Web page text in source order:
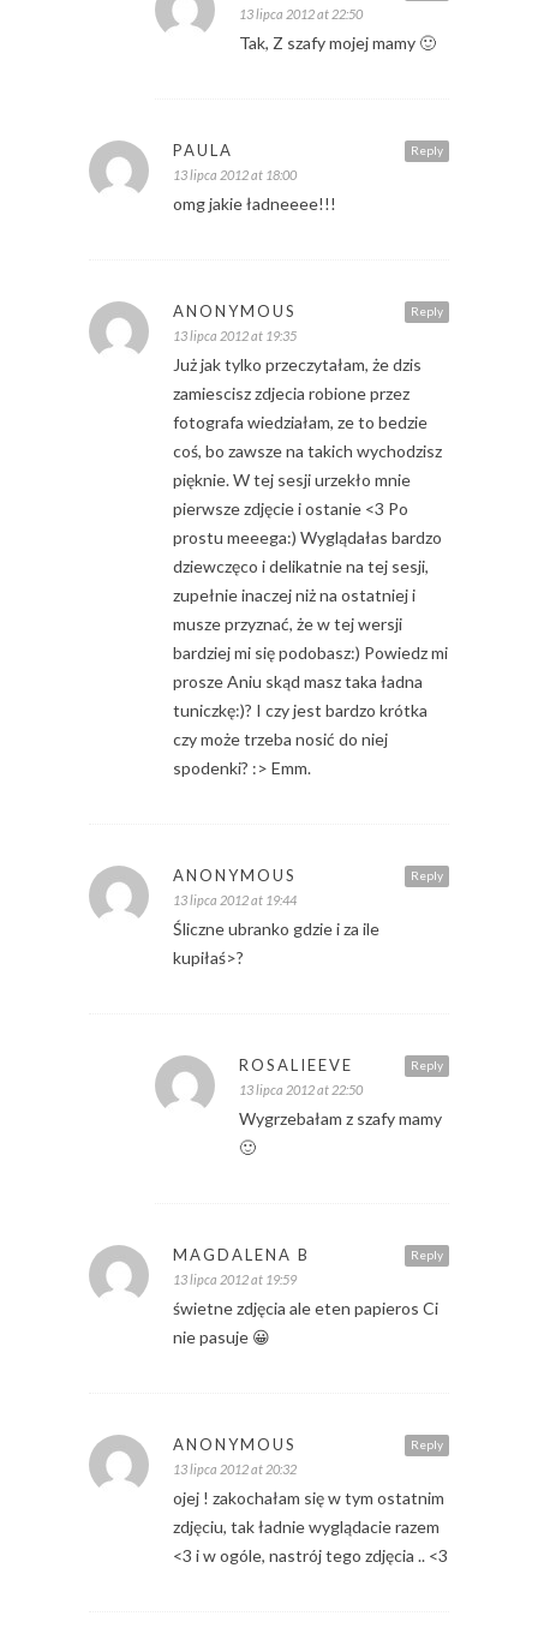
13 lipca 2012 at 22:50
Tak, Z szafy mojej mamy 🙂
Reply
PAULA
13 lipca 2012 at 18:00
omg jakie ładneeee!!!
Reply
ANONYMOUS
13 lipca 2012 at 19:35
Już jak tylko przeczytałam, że dzis
zamiescisz zdjecia robione przez
fotografa wiedziałam, ze to bedzie
coś, bo zawsze na takich wychodzisz
pięknie. W tej sesji urzekło mnie
pierwsze zdjęcie i ostanie <3 Po
prostu meeega:) Wyglądałas bardzo
dziewczęco i delikatnie na tej sesji,
zupełnie inaczej niż na ostatniej i
musze przyznać, że w tej wersji
bardziej mi się podobasz:) Powiedz mi
prosze Aniu skąd masz taka ładna
tuniczkę:)? I czy jest bardzo krótka
czy może trzeba nosić do niej
spodenki? :> Emm.
Reply
ANONYMOUS
13 lipca 2012 at 19:44
Śliczne ubranko gdzie i za ile
kupiłaś>?
Reply
ROSALIEEVE
13 lipca 2012 at 22:50
Wygrzebałam z szafy mamy
🙂
Reply
MAGDALENA B
13 lipca 2012 at 19:59
świetne zdjęcia ale eten papieros Ci
nie pasuje 😀
Reply
ANONYMOUS
13 lipca 2012 at 20:32
ojej ! zakochałam się w tym ostatnim
zdjęciu, tak ładnie wyglądacie razem
<3 i w ogóle, nastrój tego zdjęcia .. <3